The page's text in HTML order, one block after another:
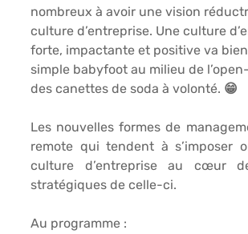
nombreux à avoir une vision
culture d’entreprise. Une culture
forte, impactante et positive va
simple babyfoot au milieu de
des canettes de soda à volonté. 😁
Les nouvelles formes de
remote qui tendent à s’imposer
culture d’entreprise au cœur
stratégiques de celle-ci.
Au programme :